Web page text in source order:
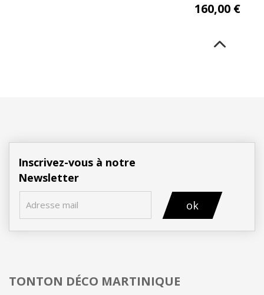
160,00 €
Inscrivez-vous à notre
Newsletter
ok
TONTON DÉCO MARTINIQUE